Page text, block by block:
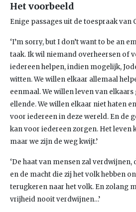
Het voorbeeld
Enige passages uit de toespraak van
‘I’m sorry, but I don’t want to be an
taak. Ik wil niemand overheersen of
iedereen helpen, indien mogelijk,
witten. We willen elkaar allemaal
eenmaal. We willen leven van
ellende. We willen elkaar niet haten
voor iedereen in deze wereld. En de
kan voor iedereen zorgen. Het leven
maar we zijn de weg kwijt.’
‘De haat van mensen zal
en de macht die zij het volk hebben
terugkeren naar het volk. En zolang
vrijheid nooit verdwijnen…’